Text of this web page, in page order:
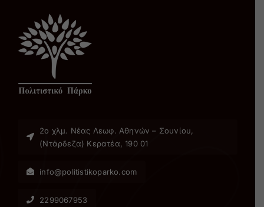
2ο χλµ. Νέας Λεωφ. Αθηνών – Σουνίου,
(Ντάρδεζα) Κερατέα, 190 01
info@politistikoparko.com
2299067953